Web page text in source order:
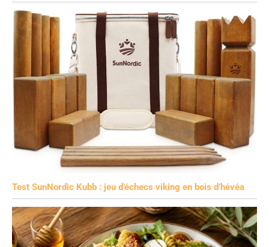
Test SunNordic Kubb : jeu d’échecs viking en bois d’hévéa